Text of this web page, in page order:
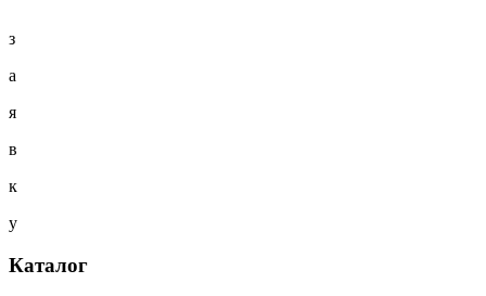
з
а
я
в
к
у
Каталог